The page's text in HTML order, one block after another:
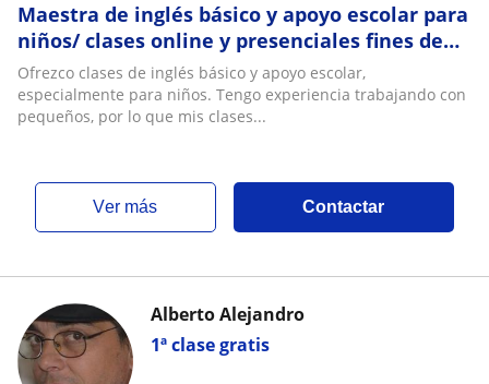
Maestra de inglés básico y apoyo escolar para
niños/ clases online y presenciales fines de
semana
Ofrezco clases de inglés básico y apoyo escolar,
especialmente para niños. Tengo experiencia trabajando con
pequeños, por lo que mis clases...
ver más Contactar
1ª clase gratis
Alberto Alejandro